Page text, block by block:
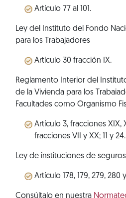
Artículo 77 al 101.
Ley del Instituto del Fondo
para los Trabajadores
Artículo 30 fracción IX.
Reglamento Interior del
de la Vivienda para los
Facultades como Organismo
Artículo 3, fracciones XIX,
fracciones VII y XX; 11 y 24.
Ley de instituciones de
Artículo 178, 179, 279, 280
Consúltalo en nuestra